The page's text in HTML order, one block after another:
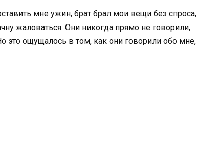
мне ужин, брат брал мои вещи без спроса,
жаловаться. Они никогда прямо не говорили,
это ощущалось в том, как они говорили обо мне,